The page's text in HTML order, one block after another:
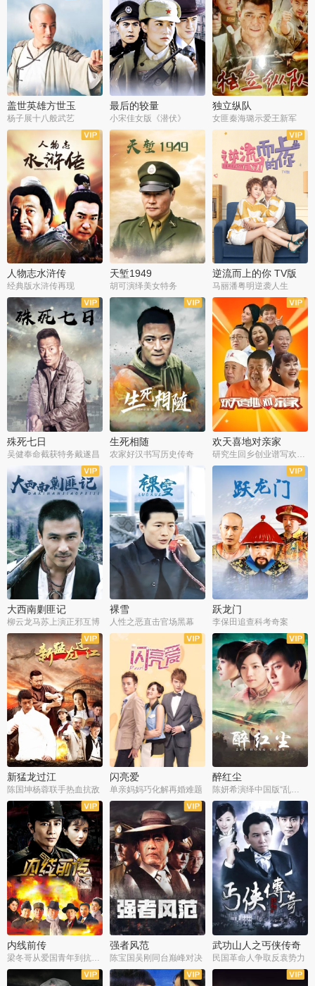
盖世英雄方世玉
杨子展十八般武艺
最后的较量
小宋佳女版《潜伏》
独立纵队
女匪秦海璐示爱王新军
全40集
人物志水浒传
经典版水浒传再现
全30集
天堑1949
胡可演绎美女特务
全43集
逆流而上的你 TV版
马丽潘粤明逆袭人生
全34集
殊死七日
吴健奉命截获特务戴遂昌
全21集
生死相随
农家好汉书写历史传奇
全35集
欢天喜地对亲家
大西南剿匪记
柳云龙马苏上演正邪互博
全21集
裸雪
人性之恶直击官场黑幕
全30集
跃龙门
李保田追查科考奇案
全36集
新猛龙过江
陈国坤杨蓉联手热血抗敌
全37集
闪亮爱
单亲妈妈巧化解再婚难题
全30集
醉红尘
陈妍希演绎中国版“乱世佳人”
全30集
内线前传
全30集
强者风范
陈宝国吴刚同台巅峰对决
全30集
武功山人之丐侠传奇
民国革命人争取反袁势力
全38集
全9集 全35集